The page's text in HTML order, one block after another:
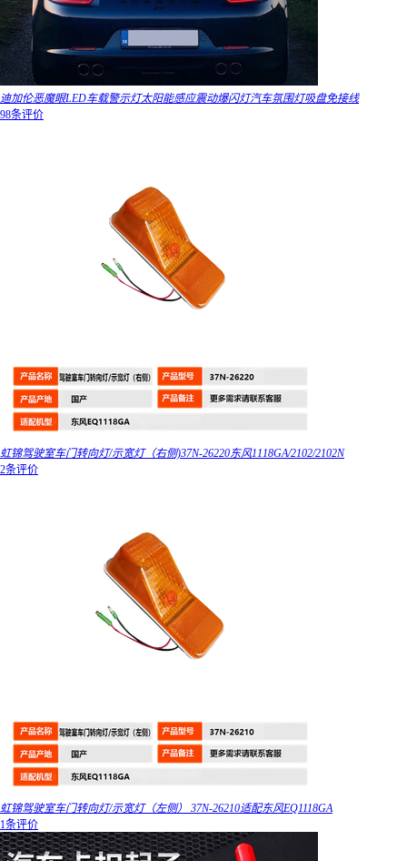
迪加伦恶魔眼LED车载警示灯太阳能感应震动爆闪灯汽车氛围灯吸盘免接线
98条评价
虹锦驾驶室车门转向灯/示宽灯（右侧)37N-26220东风1118GA/2102/2102N
2条评价
虹锦驾驶室车门转向灯/示宽灯（左侧） 37N-26210适配东风EQ1118GA
1条评价